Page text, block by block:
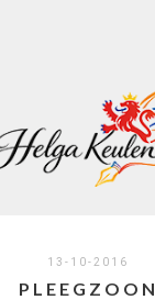
13-10-2016
PLEEGZOON